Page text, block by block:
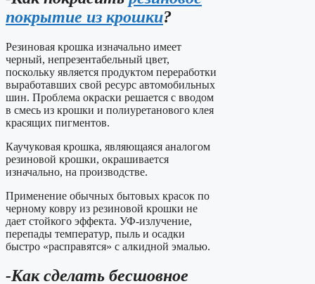
покрытие из крошки?
Резиновая крошка изначально имеет
черный, непрезентабельный цвет,
поскольку является продуктом переработки
выработавших свой ресурс автомобильных
шин. Проблема окраски решается с вводом
в смесь из крошки и полиуретанового клея
красящих пигментов.
Каучуковая крошка, являющаяся аналогом
резиновой крошки, окрашивается
изначально, на производстве.
Применение обычных бытовых красок по
черному ковру из резиновой крошки не
дает стойкого эффекта. УФ-излучение,
перепады температур, пыль и осадки
быстро «расправятся» с алкидной эмалью.
-Как сделать бесшовное